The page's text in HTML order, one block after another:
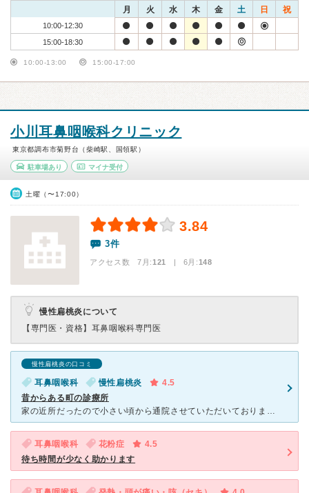
月 火 水 木 金 土 日 祝
10:00-12:30
15:00-18:30
10:00-13:00 15:00-17:00
小川耳鼻咽喉科クリニック
東京都調布市菊野台（柴崎駅、国領駅）
駐車場あり マイナ受付
土曜（〜17:00）
3.84
3件
アクセス数 7月:121 | 6月:148
慢性扁桃炎について
【専門医・資格】 耳鼻咽喉科専門医
慢性扁桃炎の口コミ
耳鼻咽喉科 慢性扁桃炎
4.5
昔からある町の診療所
家の近所だったので小さい頃から通院させていただいております。昔からある町の診療所とゆう感じです。 先生は昔は怖い印象でしたが、現在はお年を召されて優しい雰囲気になられた印象です。 病状や治療に対す
耳鼻咽喉科 花粉症
4.5
待ち時間が少なく助かります